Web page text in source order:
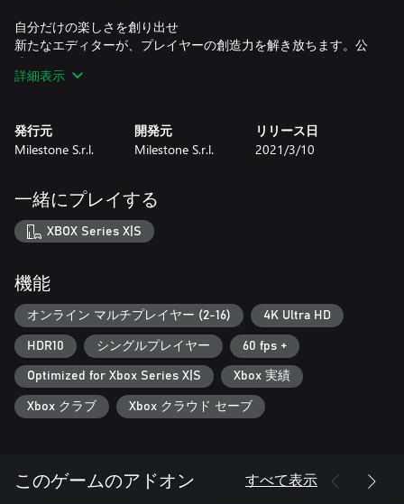
自分だけの楽しさを創り出せ
新たなエディターが、プレイヤーの創造力を解き放ちます。公
式トラックをイメージしたモジュールを組みあわせ、自分だけ
のトラックを作成可能。コミュニティにシェアしましょう。
新規compoundで探検とトレーニング、そしてフレンドに挑戦
可能。魅力的な島の環境を高速で疾走できます。スリルを堪能
豊富なライダーとトラックを収録
450SXカテゴリと250SXカテゴリの選手100名以上からお気に入
りを選びましょう。今シーズンの11のスタジアムと17のトラッ
本格的なカスタマイズ
バイクと選手のカスタマイズに、100以上の公式ブランドを用
詳細表示
発行元
Milestone S.r.l.
開発元
Milestone S.r.l.
リリース日
2021/3/10
一緒にプレイする
XBOX Series X|S
機能
オンライン マルチプレイヤー (2-16) 4K Ultra HD
HDR10 シングルプレイヤー 60 fps +
Optimized for Xbox Series X|S Xbox 実績
Xbox クラブ Xbox クラウド セーブ
このゲームのアドオン すべて表示